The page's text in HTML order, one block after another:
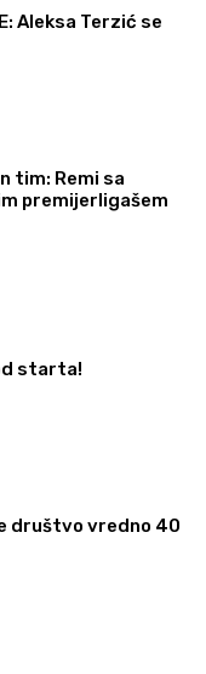
Aleksa Terzić se
tim: Remi sa
premijerligašem
starta!
društvo vredno 40